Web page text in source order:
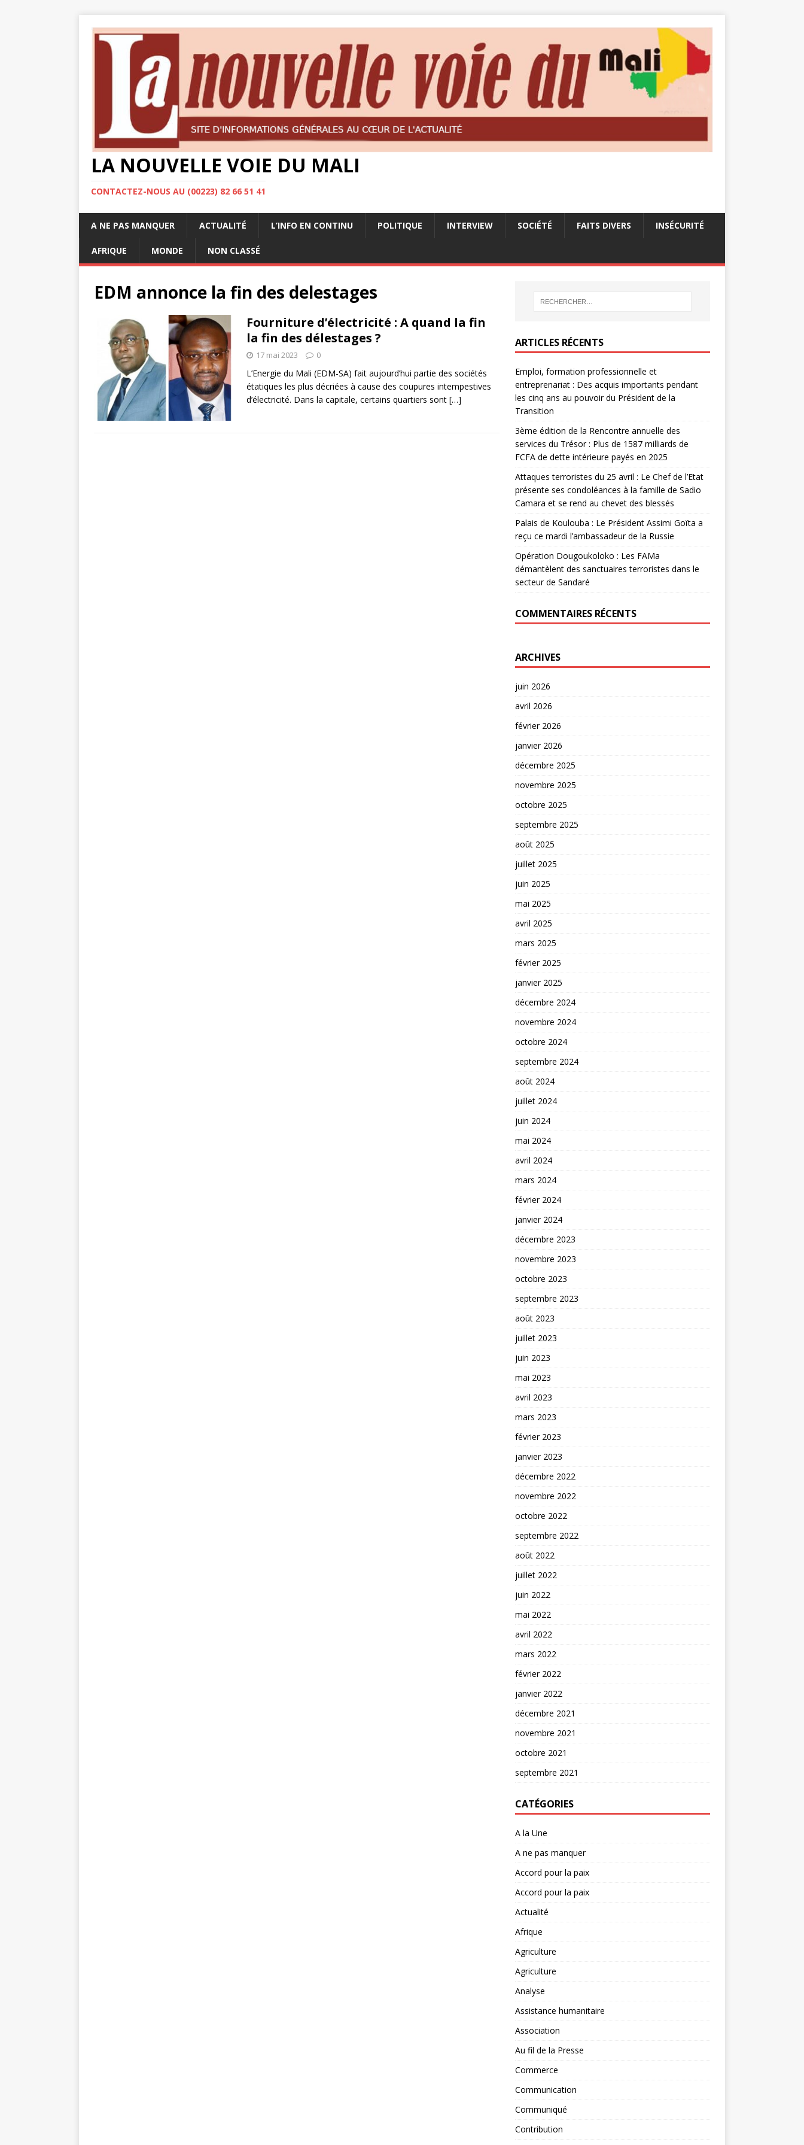
LA NOUVELLE VOIE DU MALI
CONTACTEZ-NOUS AU (00223) 82 66 51 41
A NE PAS MANQUER ACTUALITÉ L’INFO EN CONTINU POLITIQUE INTERVIEW SOCIÉTÉ FAITS DIVERS INSÉCURITÉ
AFRIQUE MONDE NON CLASSÉ
EDM annonce la fin des delestages
Fourniture d’électricité : A quand la fin
la fin des délestages ?
17 mai 2023 0
L’Energie du Mali (EDM-SA) fait aujourd’hui partie des sociétés
étatiques les plus décriées à cause des coupures intempestives
d’électricité. Dans la capitale, certains quartiers sont […]
ARTICLES RÉCENTS
Emploi, formation professionnelle et
entreprenariat : Des acquis importants pendant
les cinq ans au pouvoir du Président de la
Transition
3ème édition de la Rencontre annuelle des
services du Trésor : Plus de 1587 milliards de
FCFA de dette intérieure payés en 2025
Attaques terroristes du 25 avril : Le Chef de l’Etat
présente ses condoléances à la famille de Sadio
Camara et se rend au chevet des blessés
Palais de Koulouba : Le Président Assimi Goïta a
reçu ce mardi l’ambassadeur de la Russie
Opération Dougoukoloko : Les FAMa
démantèlent des sanctuaires terroristes dans le
secteur de Sandaré
COMMENTAIRES RÉCENTS
ARCHIVES
juin 2026
avril 2026
février 2026
janvier 2026
décembre 2025
novembre 2025
octobre 2025
septembre 2025
août 2025
juillet 2025
juin 2025
mai 2025
avril 2025
mars 2025
février 2025
janvier 2025
décembre 2024
novembre 2024
octobre 2024
septembre 2024
août 2024
juillet 2024
juin 2024
mai 2024
avril 2024
mars 2024
février 2024
janvier 2024
décembre 2023
novembre 2023
octobre 2023
septembre 2023
août 2023
juillet 2023
juin 2023
mai 2023
avril 2023
mars 2023
février 2023
janvier 2023
décembre 2022
novembre 2022
octobre 2022
septembre 2022
août 2022
juillet 2022
juin 2022
mai 2022
avril 2022
mars 2022
février 2022
janvier 2022
décembre 2021
novembre 2021
octobre 2021
septembre 2021
CATÉGORIES
A la Une
A ne pas manquer
Accord pour la paix
Accord pour la paix
Actualité
Afrique
Agriculture
Agriculture
Analyse
Assistance humanitaire
Association
Au fil de la Presse
Commerce
Communication
Communiqué
Contribution